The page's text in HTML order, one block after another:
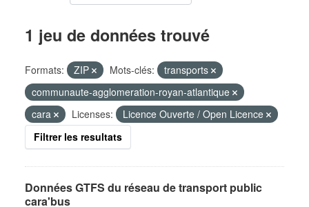
1 jeu de données trouvé
Formats: ZIP Mots-clés:
transports
communaute-agglomeration-royan-atlantique
cara
Licenses:
Licence Ouverte / Open Licence
Filtrer les resultats
Données GTFS du réseau de transport public
cara'bus